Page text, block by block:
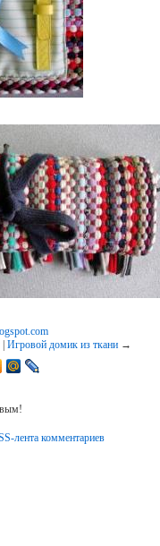
|Игровой домик из ткани →
лента комментариев